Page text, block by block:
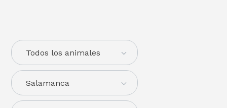
Salamanca
Todos los animales